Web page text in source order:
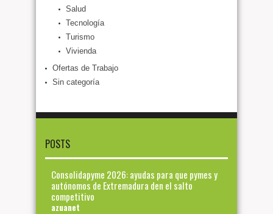
Salud
Tecnología
Turismo
Vivienda
Ofertas de Trabajo
Sin categoría
POSTS
Consolidapyme 2026: ayudas para que pymes y
autónomos de Extremadura den el salto
competitivo
azuanet